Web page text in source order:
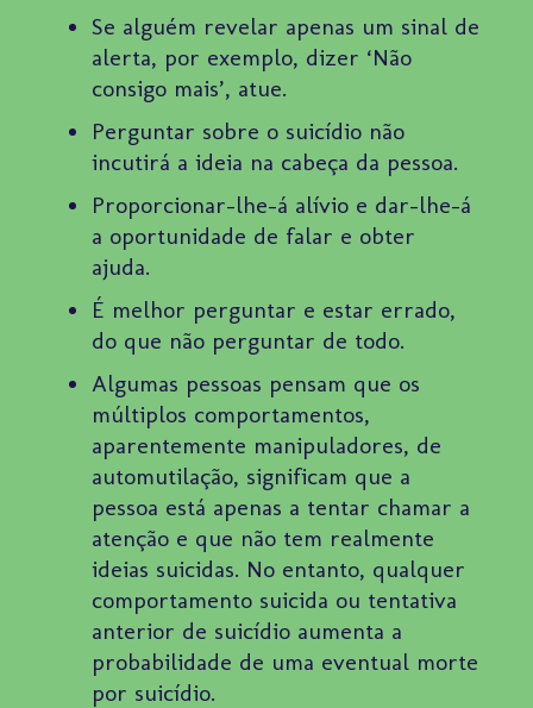
Se alguém revelar apenas um sinal de
alerta, por exemplo, dizer ‘Não
consigo mais’, atue.
Perguntar sobre o suicídio não
incutirá a ideia na cabeça da pessoa.
Proporcionar-lhe-á alívio e dar-lhe-á
a oportunidade de falar e obter
ajuda.
É melhor perguntar e estar errado,
do que não perguntar de todo.
Algumas pessoas pensam que os
múltiplos comportamentos,
aparentemente manipuladores, de
automutilação, significam que a
pessoa está apenas a tentar chamar a
atenção e que não tem realmente
ideias suicidas. No entanto, qualquer
comportamento suicida ou tentativa
anterior de suicídio aumenta a
probabilidade de uma eventual morte
por suicídio.